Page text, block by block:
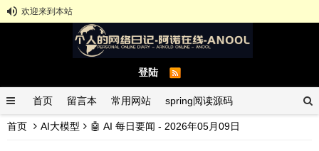
欢迎来到本站
登陆
首页 留言本 常用网站 spring阅读源码
spring示例demo GitHub中文排行榜
首页 AI大模型 🤖 AI 每日要闻 - 2026年05月09日